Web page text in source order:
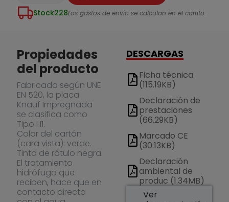
Stock228Los gastos de envío se calculan en el carrito.
Propiedades
del producto
Fabricada según UNE
EN 520, la placa
Knauf Impregnada
se clasifica como
Tipo H1.
Color del cartón
(cara vista): verde.
Tinta de rótulo negra.
El tratamiento
hidrófugo que
reciben, hace que en
contacto directo
DESCARGAS
Ficha técnica
(115.19KB)
Declaración de
prestaciones
(66.29KB)
Marcado CE
(30.13KB)
Declaración
ambiental de
produc (1.34MB)
Ver